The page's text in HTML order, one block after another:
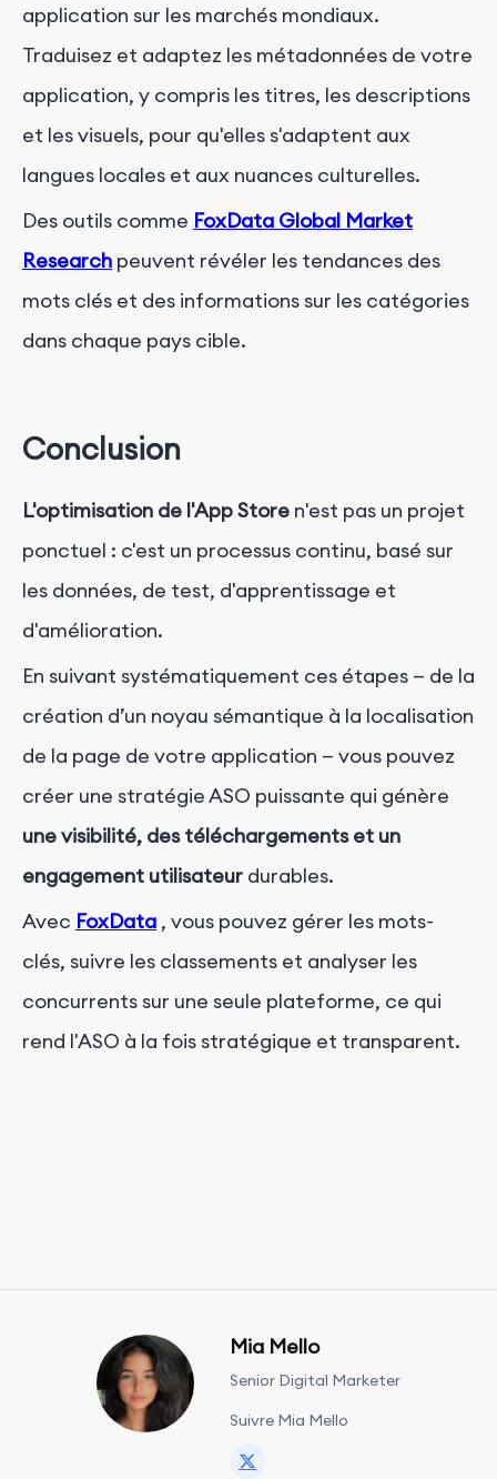
application sur les marchés mondiaux.
Traduisez et adaptez les métadonnées de votre
application, y compris les titres, les descriptions
et les visuels, pour qu'elles s'adaptent aux
langues locales et aux nuances culturelles.
Des outils comme FoxData Global Market
Research peuvent révéler les tendances des
mots clés et des informations sur les catégories
dans chaque pays cible.
Conclusion
L'optimisation de l'App Store n'est pas un projet
ponctuel : c'est un processus continu, basé sur
les données, de test, d'apprentissage et
d'amélioration.
En suivant systématiquement ces étapes — de la
création d’un noyau sémantique à la localisation
de la page de votre application — vous pouvez
créer une stratégie ASO puissante qui génère
une visibilité, des téléchargements et un
engagement utilisateur durables.
Avec FoxData , vous pouvez gérer les mots-
clés, suivre les classements et analyser les
concurrents sur une seule plateforme, ce qui
rend l'ASO à la fois stratégique et transparent.
Mia Mello
Senior Digital Marketer
Suivre Mia Mello